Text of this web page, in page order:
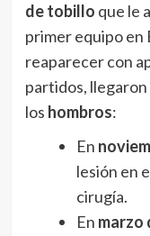
de tobillo que le
primer equipo en
reaparecer con
partidos,
los hombros:
En
lesión en
cirugía.
En marzo